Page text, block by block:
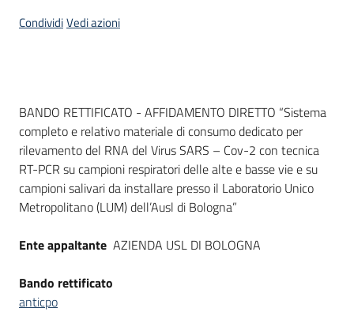
CondividiVedi azioni
Dati del bando
BANDO RETTIFICATO - AFFIDAMENTO DIRETTO “Sistema
completo e relativo materiale di consumo dedicato per
rilevamento del RNA del Virus SARS – Cov-2 con tecnica
RT-PCR su campioni respiratori delle alte e basse vie e su
campioni salivari da installare presso il Laboratorio Unico
Metropolitano (LUM) dell’Ausl di Bologna”
Ente appaltante AZIENDA USL DI BOLOGNA
Bando rettificato
anticpo